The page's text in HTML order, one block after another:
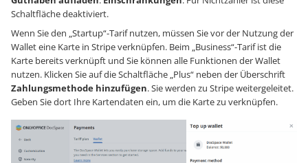
Schaltfläche deaktiviert.
Wenn Sie den „Startup“-Tarif nutzen, müssen Sie vor der Nutzung der
Wallet eine Karte in Stripe verknüpfen. Beim „Business“-Tarif ist die
Karte bereits verknüpft und Sie können alle Funktionen der Wallet
nutzen. Klicken Sie auf die Schaltfläche „Plus“ neben der Überschrift
Zahlungsmethode hinzufügen. Sie werden zu Stripe weitergeleitet.
Geben Sie dort Ihre Kartendaten ein, um die Karte zu verknüpfen.